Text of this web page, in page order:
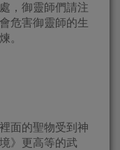
，御靈師們請注
危害御靈師的生
。
面的聖物受到神
》更高等的武